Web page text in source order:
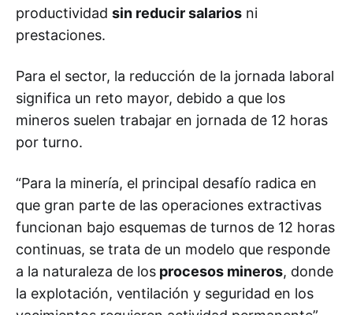
productividad sin reducir salarios ni
prestaciones.
Para el sector, la reducción de la jornada laboral
significa un reto mayor, debido a que los
mineros suelen trabajar en jornada de 12 horas
por turno.
“Para la minería, el principal desafío radica en
que gran parte de las operaciones extractivas
funcionan bajo esquemas de turnos de 12 horas
continuas, se trata de un modelo que responde
a la naturaleza de los procesos mineros, donde
la explotación, ventilación y seguridad en los